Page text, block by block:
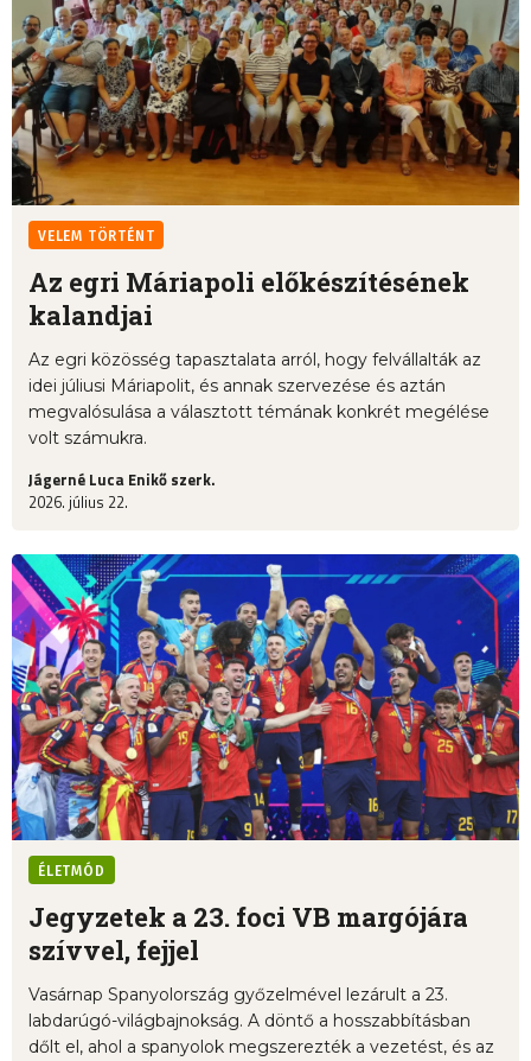
VELEM TÖRTÉNT
Az egri Máriapoli előkészítésének
kalandjai
Az egri közösség tapasztalata arról, hogy felvállalták az
idei júliusi Máriapolit, és annak szervezése és aztán
megvalósulása a választott témának konkrét megélése
volt számukra.
Jágerné Luca Enikő szerk.
2026. július 22.
ÉLETMÓD
Jegyzetek a 23. foci VB margójára
szívvel, fejjel
Vasárnap Spanyolország győzelmével lezárult a 23.
labdarúgó-világbajnokság. A döntő a hosszabbításban
dőlt el, ahol a spanyolok megszerezték a vezetést, és az